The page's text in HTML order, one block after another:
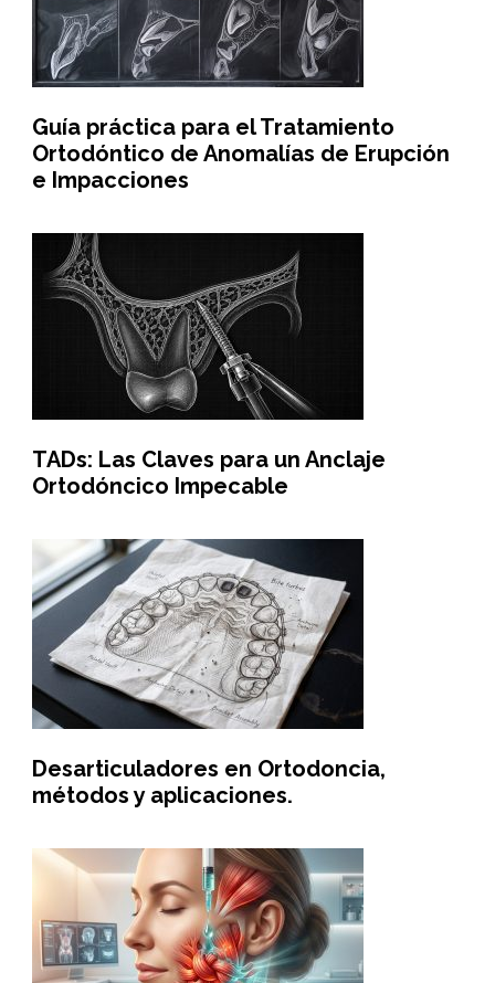
Guía práctica para el Tratamiento
Ortodóntico de Anomalías de Erupción
e Impacciones
TADs: Las Claves para un Anclaje
Ortodóncico Impecable
Desarticuladores en Ortodoncia,
métodos y aplicaciones.